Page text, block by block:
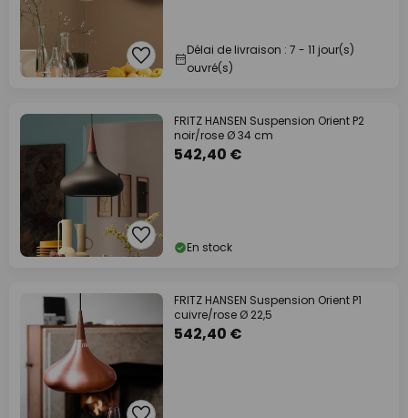
Délai de livraison : 7 - 11 jour(s)
ouvré(s)
FRITZ HANSEN Suspension Orient P2
noir/rose Ø 34 cm
542,40 €
En stock
FRITZ HANSEN Suspension Orient P1
cuivre/rose Ø 22,5
542,40 €